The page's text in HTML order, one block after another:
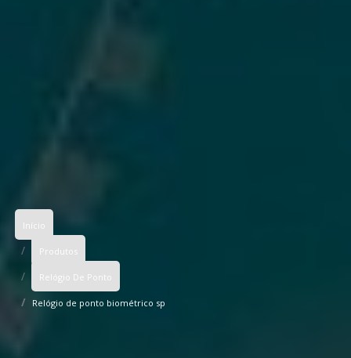
Início
Produtos
Relógio De Ponto
Relógio de ponto biométrico sp